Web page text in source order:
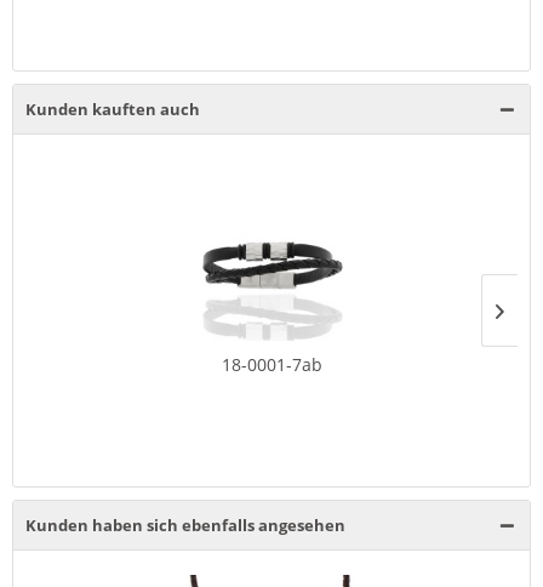
Kunden kauften auch
18-0001-7ab
Kunden haben sich ebenfalls angesehen